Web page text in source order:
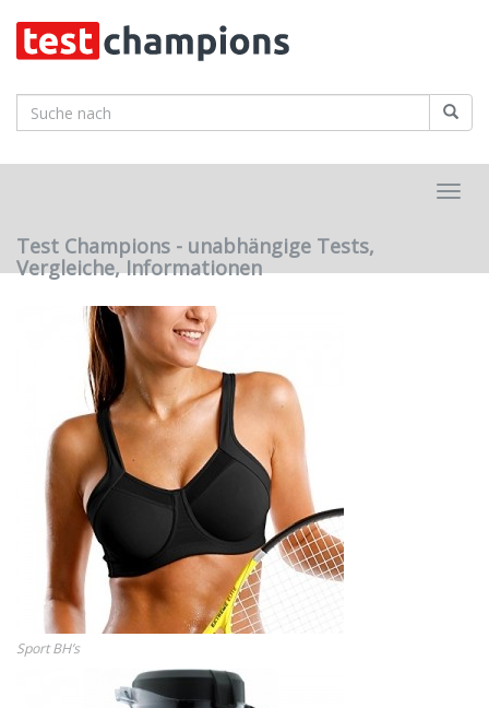
main
Test Champions - unabhängige Tests,
Vergleiche, Informationen
Sport BH’s